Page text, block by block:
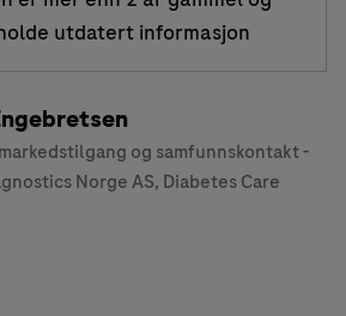
utdatert informasjon
og samfunnskontakt -
Norge AS, Diabetes Care